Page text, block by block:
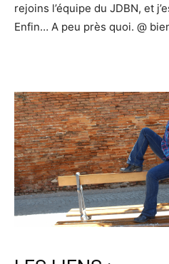
rejoins l’équipe du JDBN, et
Enfin… A peu près quoi. @